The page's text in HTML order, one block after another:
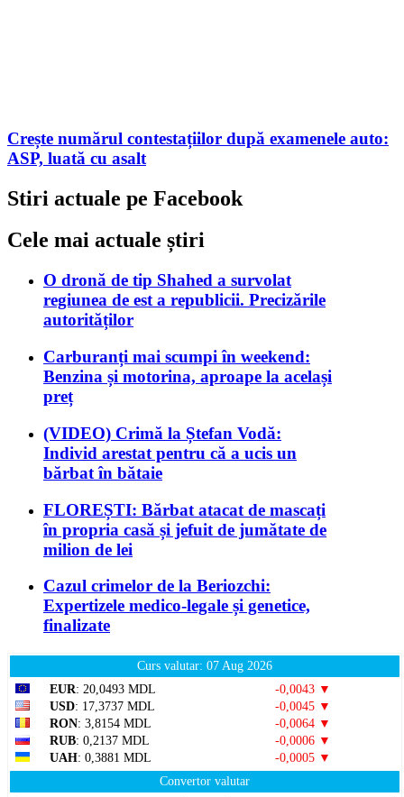
Crește numărul contestațiilor după examenele auto:
ASP, luată cu asalt
Stiri actuale pe Facebook
Cele mai actuale știri
O dronă de tip Shahed a survolat
regiunea de est a republicii. Precizările
autorităților
Carburanți mai scumpi în weekend:
Benzina și motorina, aproape la același
preț
(VIDEO) Crimă la Ștefan Vodă:
Individ arestat pentru că a ucis un
bărbat în bătaie
FLOREȘTI: Bărbat atacat de mascați
în propria casă și jefuit de jumătate de
milion de lei
Cazul crimelor de la Beriozchi:
Expertizele medico-legale și genetice,
finalizate
Curs valutar: 07 Aug 2026
EUR: 20,0493 MDL
-0,0043 ▼
USD: 17,3737 MDL
-0,0045 ▼
RON: 3,8154 MDL
-0,0064 ▼
RUB: 0,2137 MDL
-0,0006 ▼
UAH: 0,3881 MDL
-0,0005 ▼
Convertor valutar